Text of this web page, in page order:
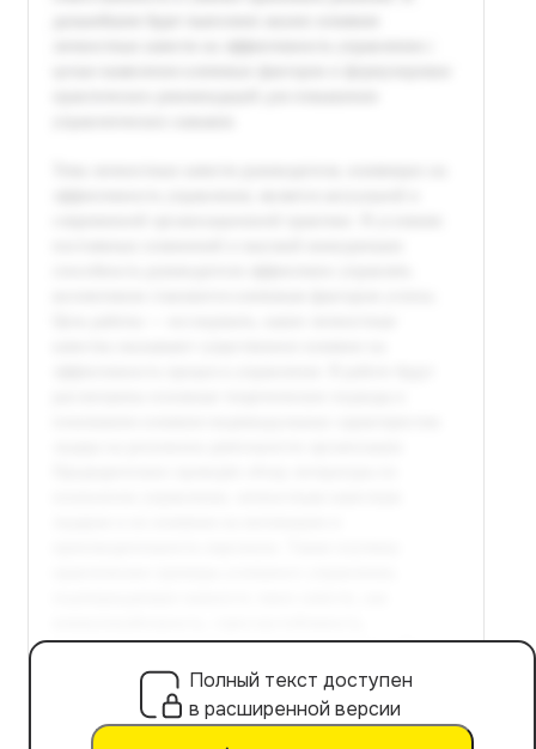
Полный текст доступен
в расширенной версии